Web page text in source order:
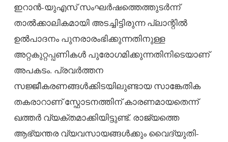
ഇറാൻ-യുഎസ് സംഘർഷത്തെത്തുടർന്ന്
താൽക്കാലികമായി അടച്ചിട്ടിരുന്ന പ്ലാന്റിൽ
ഉൽപാദനം പുനരാരംഭിക്കുന്നതിനുള്ള
അറ്റകുറ്റപ്പണികൾ പുരോഗമിക്കുന്നതിനിടെയാണ്
അപകടം. പ്രവർത്തന
സജ്ജീകരണങ്ങൾക്കിടയിലുണ്ടായ സാങ്കേതിക
തകരാറാണ് സ്ഫോടനത്തിന് കാരണമായതെന്ന്
ഖത്തർ വ്യക്തമാക്കിയിട്ടുണ്ട്. രാജ്യത്തെ
ആഭ്യന്തര വ്യവസായങ്ങൾക്കും വൈദ്യുതി-